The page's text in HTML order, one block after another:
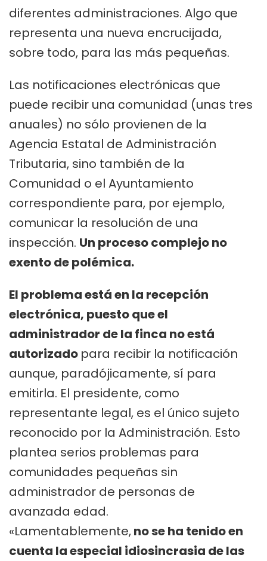
diferentes administraciones. Algo que
representa una nueva encrucijada,
sobre todo, para las más pequeñas.
Las notificaciones electrónicas que
puede recibir una comunidad (unas tres
anuales) no sólo provienen de la
Agencia Estatal de Administración
Tributaria, sino también de la
Comunidad o el Ayuntamiento
correspondiente para, por ejemplo,
comunicar la resolución de una
inspección. Un proceso complejo no
exento de polémica.
El problema está en la recepción
electrónica, puesto que el
administrador de la finca no está
autorizado para recibir la notificación
aunque, paradójicamente, sí para
emitirla. El presidente, como
representante legal, es el único sujeto
reconocido por la Administración. Esto
plantea serios problemas para
comunidades pequeñas sin
administrador de personas de
avanzada edad.
«Lamentablemente,no se ha tenido en
cuenta la especial idiosincrasia de las